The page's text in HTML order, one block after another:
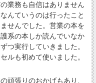
業務も自信はありません
んていうのは行ったこと
せんでした。営業の本を
系の本しか読んでいなか
つ実行していきました。
ルも初めて使いました。
頑張りのおかげもあり、